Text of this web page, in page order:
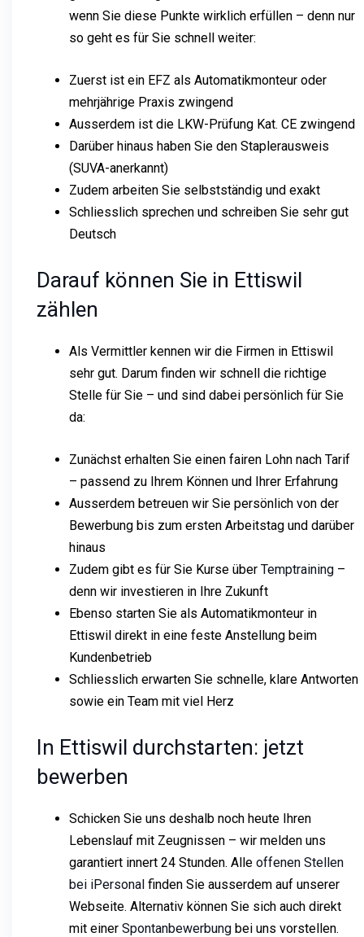
wenn Sie diese Punkte wirklich erfüllen – denn nur
so geht es für Sie schnell weiter:
Zuerst ist ein EFZ als Automatikmonteur oder
mehrjährige Praxis zwingend
Ausserdem ist die LKW-Prüfung Kat. CE zwingend
Darüber hinaus haben Sie den Staplerausweis
(SUVA-anerkannt)
Zudem arbeiten Sie selbstständig und exakt
Schliesslich sprechen und schreiben Sie sehr gut
Deutsch
Darauf können Sie in Ettiswil
zählen
Als Vermittler kennen wir die Firmen in Ettiswil
sehr gut. Darum finden wir schnell die richtige
Stelle für Sie – und sind dabei persönlich für Sie
da:
Zunächst erhalten Sie einen fairen Lohn nach Tarif
– passend zu Ihrem Können und Ihrer Erfahrung
Ausserdem betreuen wir Sie persönlich von der
Bewerbung bis zum ersten Arbeitstag und darüber
hinaus
Zudem gibt es für Sie Kurse über Temptraining –
denn wir investieren in Ihre Zukunft
Ebenso starten Sie als Automatikmonteur in
Ettiswil direkt in eine feste Anstellung beim
Kundenbetrieb
Schliesslich erwarten Sie schnelle, klare Antworten
sowie ein Team mit viel Herz
In Ettiswil durchstarten: jetzt
bewerben
Schicken Sie uns deshalb noch heute Ihren
Lebenslauf mit Zeugnissen – wir melden uns
garantiert innert 24 Stunden. Alle offenen Stellen
bei iPersonal finden Sie ausserdem auf unserer
Webseite. Alternativ können Sie sich auch direkt
mit einer Spontanbewerbung bei uns vorstellen.